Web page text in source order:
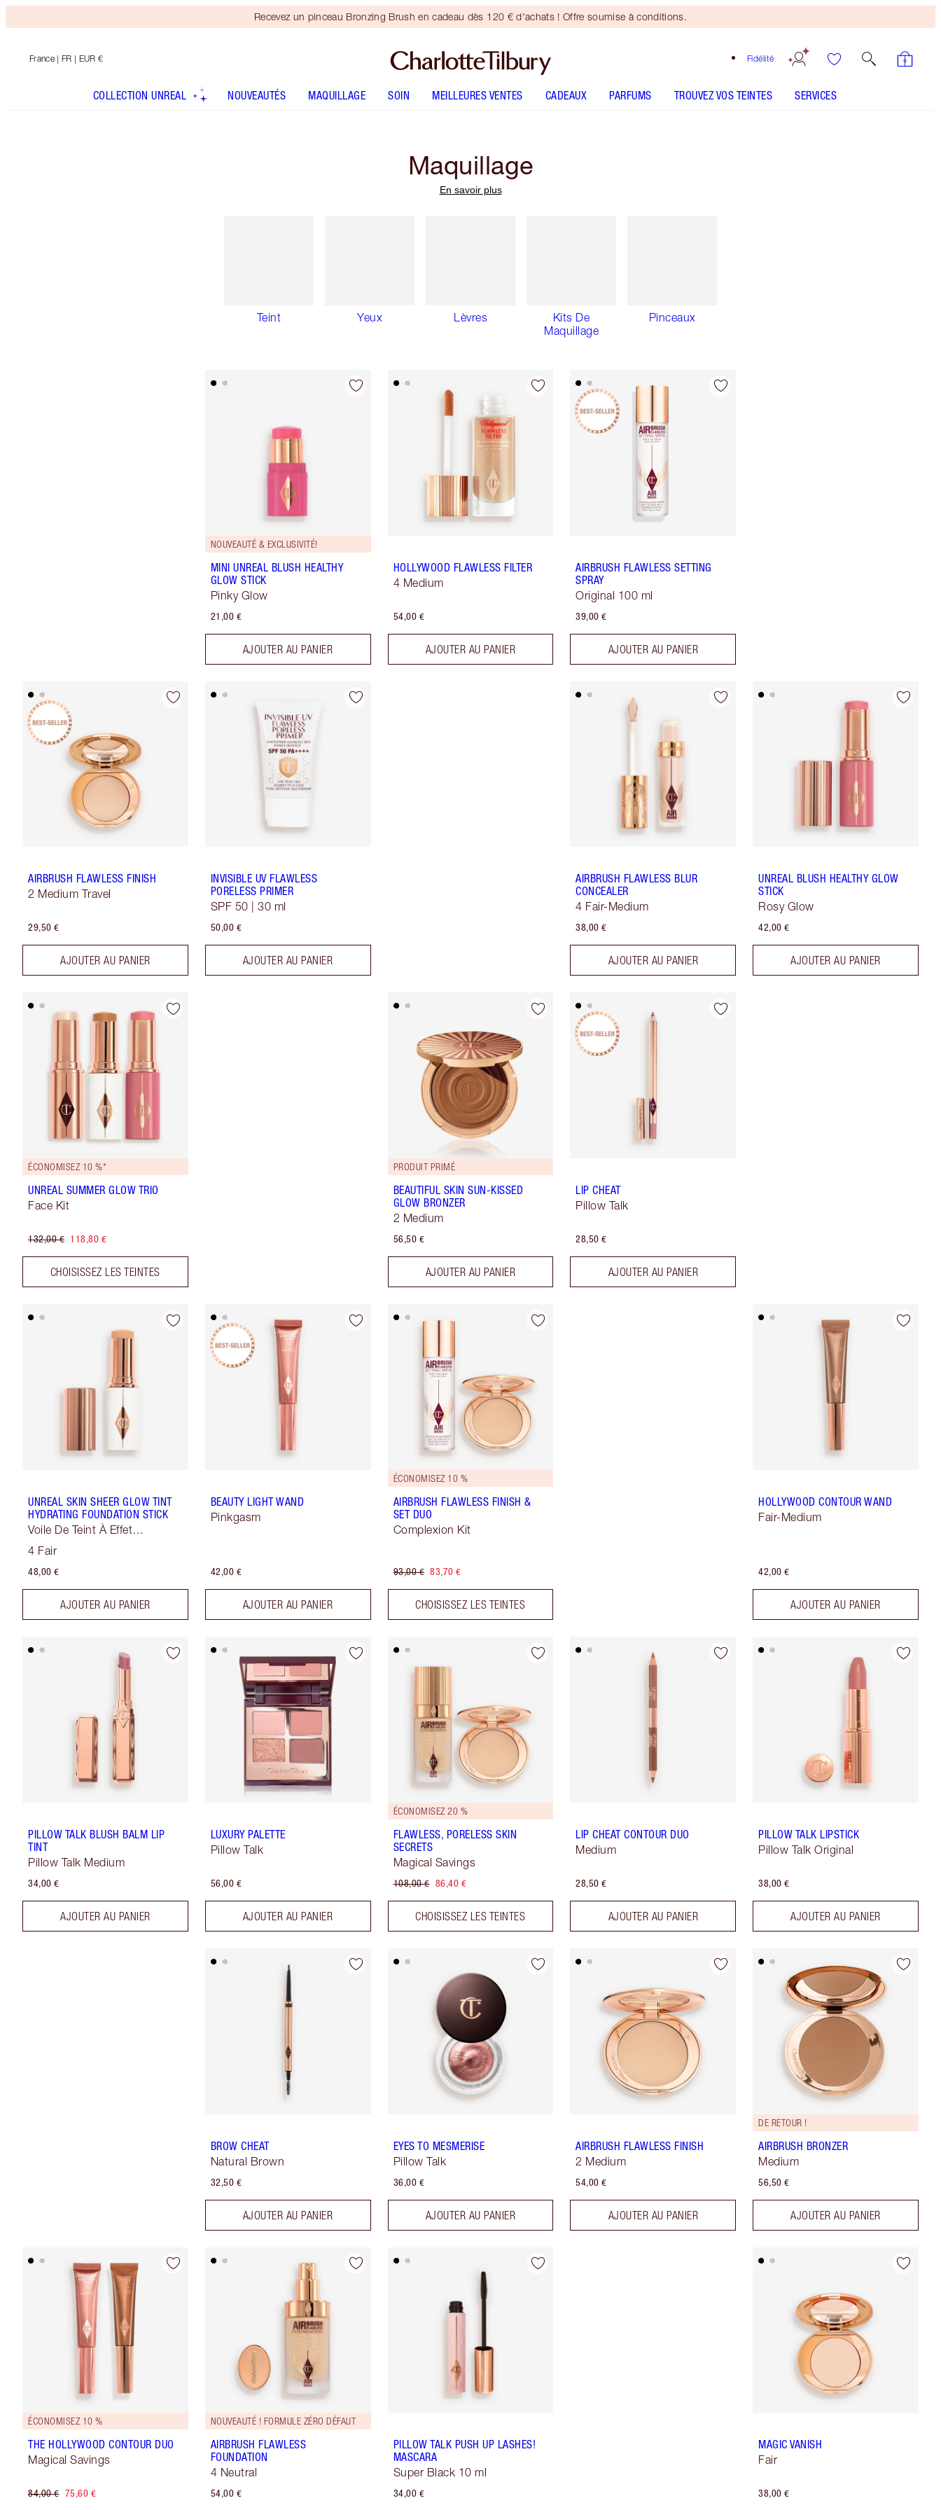
Recevez un pinceau Bronzing Brush en cadeau dès 120 € d'achats ! Offre soumise à conditions.
Fidélité
France | FR | EUR €
COLLECTION UNREAL NOUVEAUTÉS MAQUILLAGE SOIN MEILLEURES VENTES CADEAUX PARFUMS TROUVEZ VOS TEINTES SERVICES
Maquillage
En savoir plus
Teint Yeux Lèvres
Kits De
Maquillage
Pinceaux
NOUVEAUTÉ & EXCLUSIVITÉ!
MINI UNREAL BLUSH HEALTHY
GLOW STICK
Pinky Glow
21,00 €
AJOUTER AU PANIER
HOLLYWOOD FLAWLESS FILTER
4 Medium
54,00 €
AJOUTER AU PANIER
AIRBRUSH FLAWLESS SETTING
SPRAY
Original 100 ml
39,00 €
AJOUTER AU PANIER
AIRBRUSH FLAWLESS FINISH
2 Medium Travel
29,50 €
AJOUTER AU PANIER
INVISIBLE UV FLAWLESS
PORELESS PRIMER
SPF 50 | 30 ml
50,00 €
AJOUTER AU PANIER
AIRBRUSH FLAWLESS BLUR
CONCEALER
4 Fair-Medium
38,00 €
AJOUTER AU PANIER
UNREAL BLUSH HEALTHY GLOW
STICK
Rosy Glow
42,00 €
AJOUTER AU PANIER
ÉCONOMISEZ 10 %*
UNREAL SUMMER GLOW TRIO
Face Kit
132,00 € 118,80 €
CHOISISSEZ LES TEINTES
PRODUIT PRIMÉ
BEAUTIFUL SKIN SUN-KISSED
GLOW BRONZER
2 Medium
56,50 €
AJOUTER AU PANIER
LIP CHEAT
Pillow Talk
28,50 €
AJOUTER AU PANIER
UNREAL SKIN SHEER GLOW TINT
HYDRATING FOUNDATION STICK
Voile De Teint À Effet
4 Fair
48,00 €
AJOUTER AU PANIER
BEAUTY LIGHT WAND
Pinkgasm
42,00 €
AJOUTER AU PANIER
ÉCONOMISEZ 10 %
AIRBRUSH FLAWLESS FINISH &
SET DUO
Complexion Kit
93,00 € 83,70 €
CHOISISSEZ LES TEINTES
HOLLYWOOD CONTOUR WAND
Fair-Medium
42,00 €
AJOUTER AU PANIER
PILLOW TALK BLUSH BALM LIP
TINT
Pillow Talk Medium
34,00 €
AJOUTER AU PANIER
LUXURY PALETTE
Pillow Talk
56,00 €
AJOUTER AU PANIER
ÉCONOMISEZ 20 %
FLAWLESS, PORELESS SKIN
SECRETS
Magical Savings
108,00 € 86,40 €
CHOISISSEZ LES TEINTES
LIP CHEAT CONTOUR DUO
Medium
28,50 €
AJOUTER AU PANIER
PILLOW TALK LIPSTICK
Pillow Talk Original
38,00 €
AJOUTER AU PANIER
BROW CHEAT
Natural Brown
32,50 €
AJOUTER AU PANIER
EYES TO MESMERISE
Pillow Talk
36,00 €
AJOUTER AU PANIER
AIRBRUSH FLAWLESS FINISH
2 Medium
54,00 €
AJOUTER AU PANIER
DE RETOUR !
AIRBRUSH BRONZER
Medium
56,50 €
AJOUTER AU PANIER
ÉCONOMISEZ 10 %
THE HOLLYWOOD CONTOUR DUO
Magical Savings
84,00 € 75,60 €
NOUVEAUTÉ ! FORMULE ZÉRO DÉFAUT
AIRBRUSH FLAWLESS
FOUNDATION
4 Neutral
54,00 €
PILLOW TALK PUSH UP LASHES!
MASCARA
Super Black 10 ml
34,00 €
MAGIC VANISH
Fair
38,00 €